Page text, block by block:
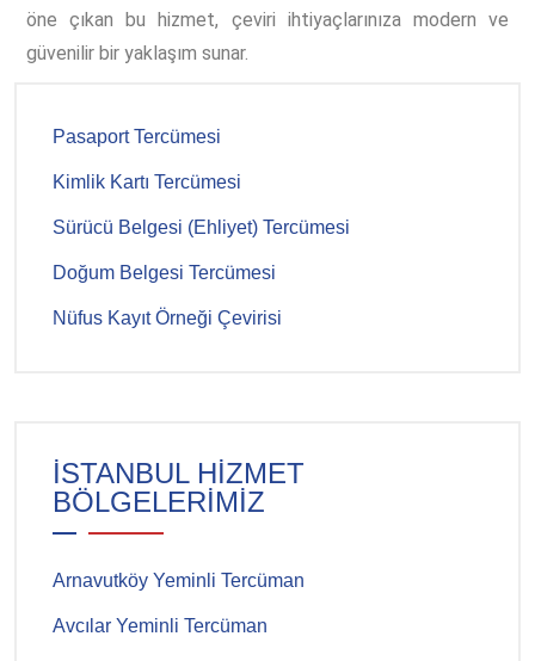
öne çıkan bu hizmet, çeviri ihtiyaçlarınıza modern ve
güvenilir bir yaklaşım sunar.
Pasaport Tercümesi
Kimlik Kartı Tercümesi
Sürücü Belgesi (Ehliyet) Tercümesi
Doğum Belgesi Tercümesi
Nüfus Kayıt Örneği Çevirisi
İSTANBUL HİZMET
BÖLGELERİMİZ
Arnavutköy Yeminli Tercüman
Avcılar Yeminli Tercüman